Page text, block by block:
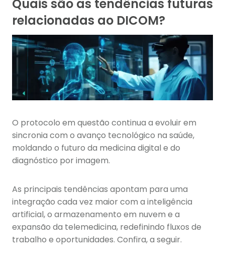
Quais são as tendências futuras
relacionadas ao DICOM?
O protocolo em questão continua a evoluir em
sincronia com o avanço tecnológico na saúde,
moldando o futuro da medicina digital e do
diagnóstico por imagem.
As principais tendências apontam para uma
integração cada vez maior com a inteligência
artificial, o armazenamento em nuvem e a
expansão da telemedicina, redefinindo fluxos de
trabalho e oportunidades. Confira, a seguir.